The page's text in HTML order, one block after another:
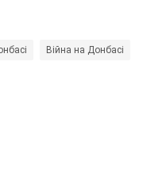
Війна на Донбасі